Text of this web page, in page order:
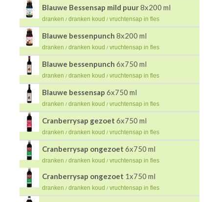
Blauwe Bessensap mild puur8x200 ml
dranken / dranken koud / vruchtensap in fles
Blauwe bessenpunch 8x200 ml
dranken / dranken koud / vruchtensap in fles
Blauwe bessenpunch 6x750 ml
dranken / dranken koud / vruchtensap in fles
Blauwe bessensap 6x750 ml
dranken / dranken koud / vruchtensap in fles
Cranberrysap gezoet 6x750 ml
dranken / dranken koud / vruchtensap in fles
Cranberrysap ongezoet 6x750 ml
dranken / dranken koud / vruchtensap in fles
Cranberrysap ongezoet 1x750 ml
dranken / dranken koud / vruchtensap in fles